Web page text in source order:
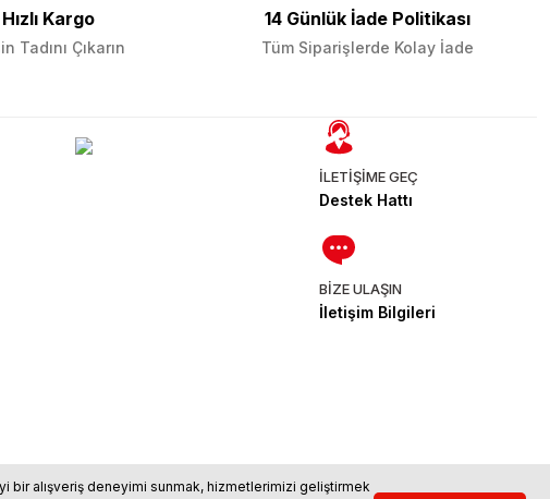
bir alışveriş deneyimi sunmak, hizmetlerimizi geliştirmek
Kargo
Tadını Çıkarın
14 Günlük İade Politikası
Tüm Siparişlerde Kolay İade
İLETİŞİME GEÇ
Destek Hattı
BİZE ULAŞIN
İletişim Bilgileri